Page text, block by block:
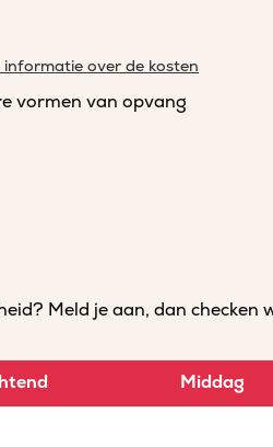
informatie over de kosten
vormen van opvang
Meld je aan, dan checken
Middag